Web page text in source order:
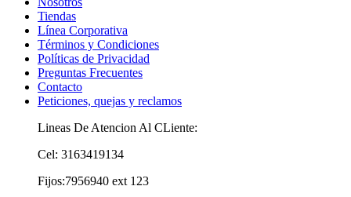
Tiendas
Línea Corporativa
Términos y Condiciones
Políticas de Privacidad
Preguntas Frecuentes
Contacto
Peticiones, quejas y reclamos
Lineas De Atencion Al CLiente:
Cel: 3163419134
Fijos:7956940 ext 123